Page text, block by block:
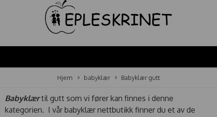
Hjem babyklær Babyklær gutt
Babyklærtil gutt som vi fører kan finnes i denne
kategorien. I vår babyklær nettbutikk finner du et av de